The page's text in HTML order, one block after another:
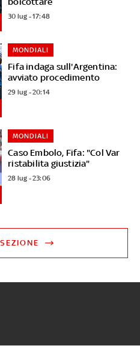
30 lug - 17:48
Fifa indaga sull'Argentina:
avviato procedimento
MONDIALI
29 lug - 20:14
Caso Embolo, Fifa: "Col Var
ristabilita giustizia"
MONDIALI
28 lug - 23:06